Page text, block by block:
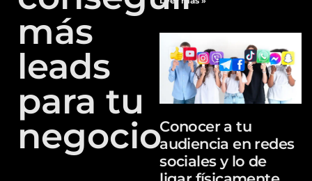
más
leads
para tu
negocioConocer a tu
audiencia en redes
sociales y lo de